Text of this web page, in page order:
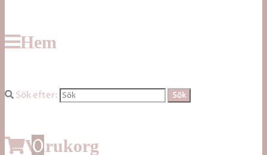
Hem
Sök efter:
Varukorg
0